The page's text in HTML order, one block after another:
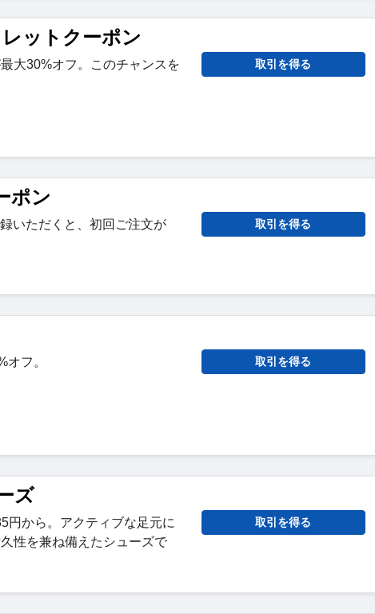
ットクーポン
大30%オフ。このチャンスを
取引を得る
ポン
いただくと、初回ご注文が
取引を得る
フ。 取引を得る
ズ
円から。アクティブな足元に
性を兼ね備えたシューズで
取引を得る